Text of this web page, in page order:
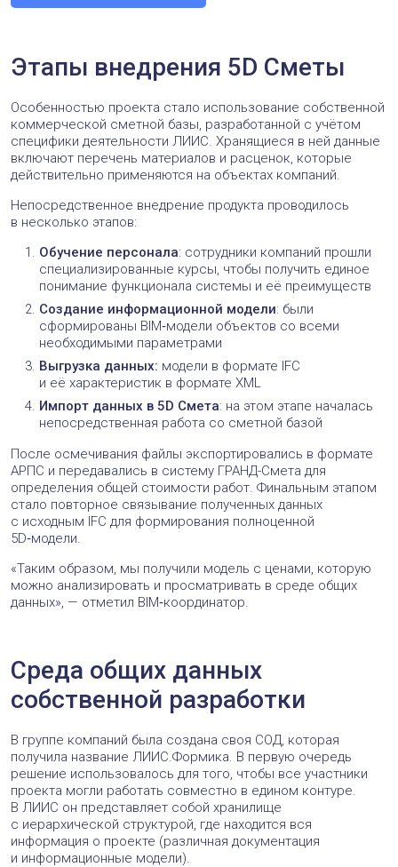
Этапы внедрения 5D Сметы
Особенностью проекта стало использование собственной
коммерческой сметной базы, разработанной с учётом
специфики деятельности ЛИИС. Хранящиеся в ней данные
включают перечень материалов и расценок, которые
действительно применяются на объектах компаний.
Непосредственное внедрение продукта проводилось
в несколько этапов:
Обучение персонала: сотрудники компаний прошли
специализированные курсы, чтобы получить единое
понимание функционала системы и её преимуществ
Создание информационной модели: были
сформированы BIM‑модели объектов со всеми
необходимыми параметрами
Выгрузка данных: модели в формате IFC
и её характеристик в формате XML
Импорт данных в 5D Смета: на этом этапе началась
непосредственная работа со сметной базой
После осмечивания файлы экспортировались в формате
АРПС и передавались в систему ГРАНД-Смета для
определения общей стоимости работ. Финальным этапом
стало повторное связывание полученных данных
с исходным IFC для формирования полноценной
5D‑модели.
«Таким образом, мы получили модель с ценами, которую
можно анализировать и просматривать в среде общих
данных», — отметил BIM‑координатор.
Среда общих данных
собственной разработки
В группе компаний была создана своя СОД, которая
получила название ЛИИС.Формика. В первую очередь
решение использовалось для того, чтобы все участники
проекта могли работать совместно в едином контуре.
В ЛИИС он представляет собой хранилище
с иерархической структурой, где находится вся
информация о проекте (различная документация
и информационные модели).